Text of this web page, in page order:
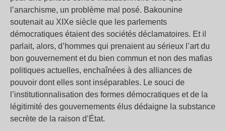
l’anarchisme, un problème mal posé. Bakounine
soutenait au XIXe siècle que les parlements
démocratiques étaient des sociétés déclamatoires. Et il
parlait, alors, d’hommes qui prenaient au sérieux l’art du
bon gouvernement et du bien commun et non des mafias
politiques actuelles, enchaînées à des alliances de
pouvoir dont elles sont inséparables. Le souci de
l’institutionnalisation des formes démocratiques et de la
légitimité des gouvernements élus dédaigne la substance
secrète de la raison d’État.